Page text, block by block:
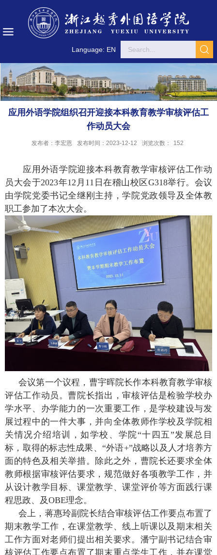
Language: EN
应用外语学院组织召开迎接本科教育教学审核评估工
作动员大会
发布者：李宏恩 发布时间：2023-12-12 浏览次数： 152
应用外语学院迎接本科教育教学审核评估工作动
员大会于2023年12 月 11 日在稽山校区 G318举行。会议
由学院党委书记全继刚主持，学院党政领导及全体教
职工参加了本次大会。
会议第一个议程，曹宇晖院长作本科教育教学审核
评估工作动员。曹院长指出，审核评估是检验学校办
学水平、办学能力的一次重要工作，是学校建设与发
展过程中的一件大事，并向全体教师作学校及学院相
关情况介绍培训，如学校、学院“十四五”发展总目
标，取得的标志性成果、“外语+”战略以及人才培养方
面的特色及相关举措。除此之外，曹院长还要求全体
教师根据审核评估要求，规范做好各项教学工作，并
从设计教学目标、课堂教学、课堂评价等方面践行课
程思政、及OBE理念。
会上，蒋惠玲副院长结合审核评估工作要点布置了
期末教学工作，在课堂教学、线上听课以及期末相关
工作方面对老师们提出相关要求。潘宁副书记结合审
核评估工作要点布置了期末重点学生工作，并在课堂